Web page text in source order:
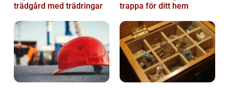
trädgård med trädringar
trappa för ditt hem